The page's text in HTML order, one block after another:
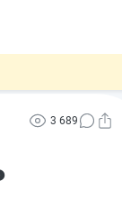
3 689